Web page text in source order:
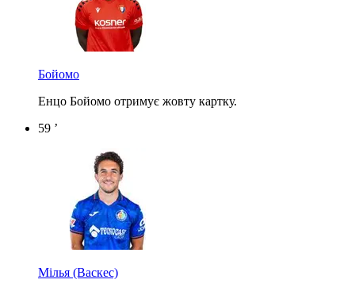
Бойомо
Енцо Бойомо отримує жовту картку.
59 ’
Мілья (Васкес)